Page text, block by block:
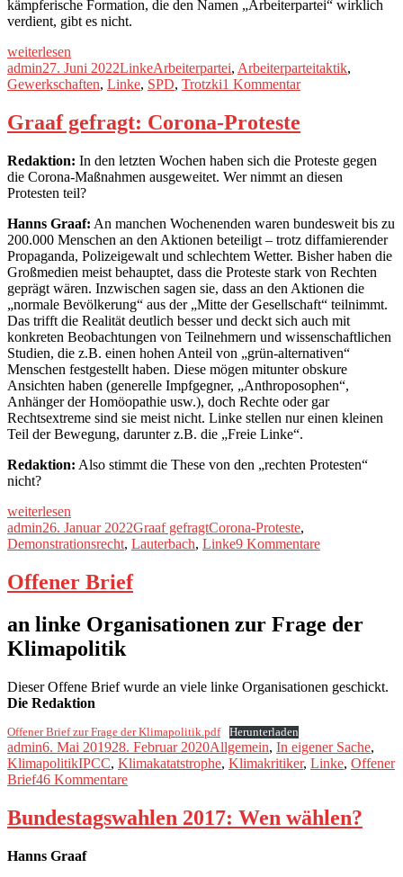
kämpferische Formation, die den Namen „Arbeiterpartei“ wirklich
verdient, gibt es nicht.
„Für
eine
neue
weiterlesen
Autor
adminVeröffentlicht
am
27. Juni 2022Kategorien
LinkeSchlagwörter
Arbeiterpartei, Arbeiterparteitaktik,
Gewerkschaften, Linke, SPD, Trotzki1 Kommentarzu
neue
Graaf gefragt: Corona-Proteste
Redaktion: In den letzten Wochen haben sich die Proteste gegen
die Corona-Maßnahmen ausgeweitet. Wer nimmt an diesen
Protesten teil?
Hanns Graaf: An manchen Wochenenden waren bundesweit bis zu
200.000 Menschen an den Aktionen beteiligt – trotz diffamierender
Propaganda, Polizeigewalt und schlechtem Wetter. Bisher haben die
Großmedien meist behauptet, dass die Proteste stark von Rechten
geprägt wären. Inzwischen sagen sie, dass an den Aktionen die
„normale Bevölkerung“ aus der „Mitte der Gesellschaft“ teilnimmt.
Das trifft die Realität deutlich besser und deckt sich auch mit
konkreten Beobachtungen von Teilnehmern und wissenschaftlichen
Studien, die z.B. einen hohen Anteil von „grün-alternativen“
Menschen festgestellt haben. Diese mögen mitunter obskure
Ansichten haben (generelle Impfgegner, „Anthroposophen“,
Anhänger der Homöopathie usw.), doch Rechte oder gar
Rechtsextreme sind sie meist nicht. Linke stellen nur einen kleinen
Teil der Bewegung, darunter z.B. die „Freie Linke“.
Redaktion: Also stimmt die These von den „rechten Protesten“
nicht?
„Graaf
gefragt:
Corona-
weiterlesen
Autor
adminVeröffentlicht
am
26. Januar 2022Kategorien
Graaf gefragtSchlagwörter
Corona-Proteste,
Demonstrationsrecht, Lauterbach, Linke9 Kommentarezu
Offener Brief
an linke Organisationen zur Frage der
Klimapolitik
Dieser Offene Brief wurde an viele linke Organisationen geschickt.
Die Redaktion
Offener Brief zur Frage der Klimapolitik.pdf Herunterladen
Autor
adminVeröffentlicht
am
6. Mai 201928. Februar 2020Kategorien
Allgemein, In eigener Sache,
KlimapolitikSchlagwörter
IPCC, Klimakatatstrophe, Klimakritiker, Linke, Offener
Brief46 Kommentarezu
Brief
Bundestagswahlen 2017: Wen wählen?
Hanns Graaf